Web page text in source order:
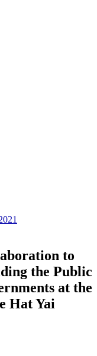
to
the Public
at the
Hat Yai